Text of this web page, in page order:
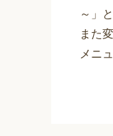
～」
また